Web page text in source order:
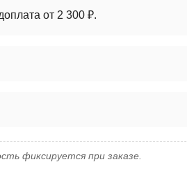
от 2 300 ₽.
фиксируется при заказе.